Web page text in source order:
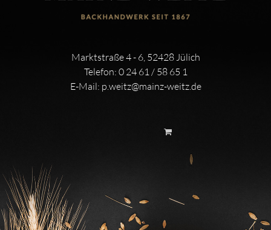
Marktstraße 4 - 6, 52428 Jülich
Telefon: 0 24 61 / 58 65 1
E-Mail: p.weitz@mainz-weitz.de